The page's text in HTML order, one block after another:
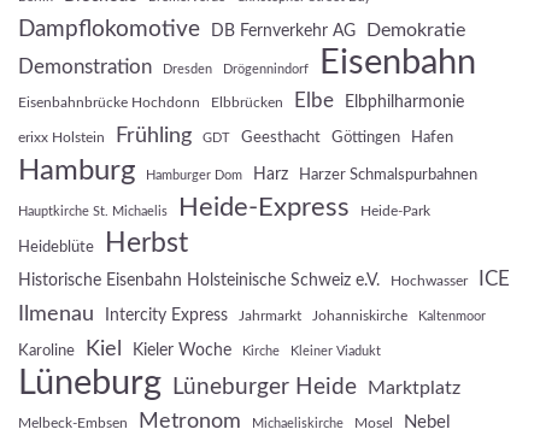
Dampflokomotive DB Fernverkehr AG Demokratie
Demonstration Dresden Drögennindorf Eisenbahn
Eisenbahnbrücke Hochdonn Elbbrücken Elbe Elbphilharmonie
erixx Holstein Frühling GDT Geesthacht Göttingen Hafen
Hamburg Hamburger Dom Harz Harzer Schmalspurbahnen
Hauptkirche St. Michaelis Heide-Express Heide-Park
Heideblüte Herbst
Historische Eisenbahn Holsteinische Schweiz e.V. Hochwasser ICE
Ilmenau Intercity Express Jahrmarkt Johanniskirche Kaltenmoor
Karoline Kiel Kieler Woche Kirche Kleiner Viadukt
Lüneburg Lüneburger Heide Marktplatz
Melbeck-Embsen Metronom Michaeliskirche Mosel Nebel